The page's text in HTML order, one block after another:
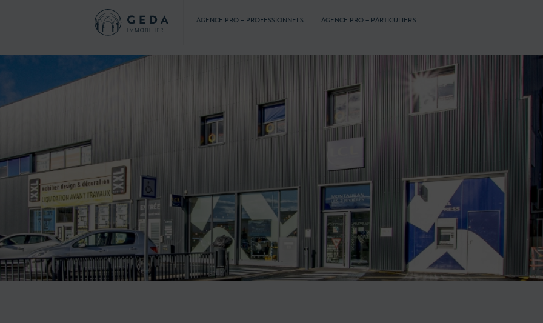
AGENCE PRO – PROFESSIONNELS AGENCE PRO – PARTICULIERS